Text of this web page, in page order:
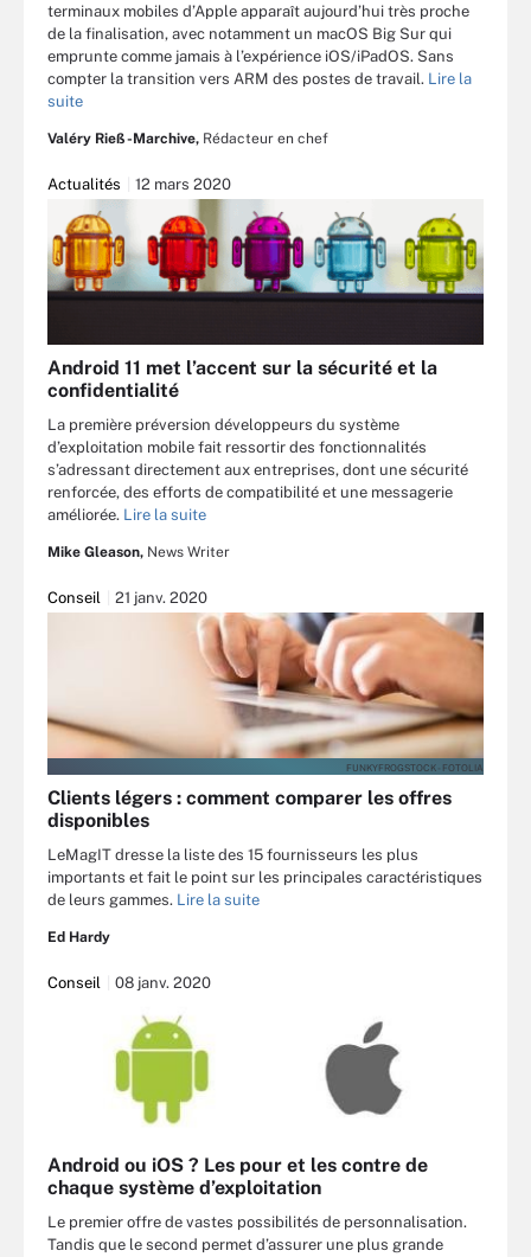
terminaux mobiles d’Apple apparaît aujourd’hui très proche
de la finalisation, avec notamment un macOS Big Sur qui
emprunte comme jamais à l’expérience iOS/iPadOS. Sans
compter la transition vers ARM des postes de travail. Lire la
suite
Valéry Rieß-Marchive, Rédacteur en chef
Actualités 12 mars 2020
Android 11 met l’accent sur la sécurité et la
confidentialité
La première préversion développeurs du système
d’exploitation mobile fait ressortir des fonctionnalités
s’adressant directement aux entreprises, dont une sécurité
renforcée, des efforts de compatibilité et une messagerie
améliorée. Lire la suite
Mike Gleason, News Writer
Conseil 21 janv. 2020
FUNKYFROGSTOCK - FOTOLIA
Clients légers : comment comparer les offres
disponibles
LeMagIT dresse la liste des 15 fournisseurs les plus
importants et fait le point sur les principales caractéristiques
de leurs gammes. Lire la suite
Ed Hardy
Conseil 08 janv. 2020
Android ou iOS ? Les pour et les contre de
chaque système d’exploitation
Le premier offre de vastes possibilités de personnalisation.
Tandis que le second permet d’assurer une plus grande